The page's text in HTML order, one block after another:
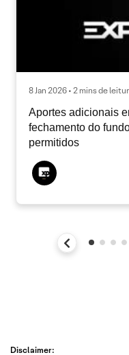
8 Jan 2026 • 2 mins de
Aportes adicionais
fechamento do
permitidos
Disclaimer: